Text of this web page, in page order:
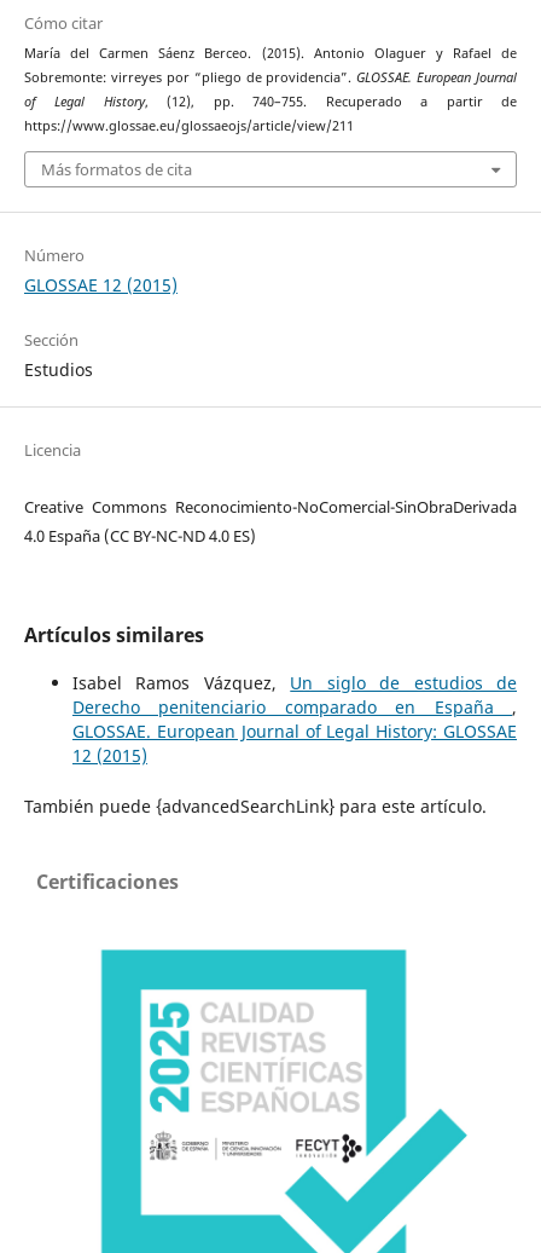
Cómo citar
María del Carmen Sáenz Berceo. (2015). Antonio Olaguer y Rafael de
Sobremonte: virreyes por “pliego de providencia”.GLOSSAE. European Journal
of Legal History, (12), pp. 740–755. Recuperado a partir de
https://www.glossae.eu/glossaeojs/article/view/211
Más formatos de cita
Número
GLOSSAE 12 (2015)
Sección
Estudios
Licencia
Creative Commons Reconocimiento-NoComercial-SinObraDerivada
4.0 España (CC BY-NC-ND 4.0 ES)
Artículos similares
Isabel Ramos Vázquez, Un siglo de estudios de
Derecho penitenciario comparado en España ,
GLOSSAE. European Journal of Legal History: GLOSSAE
12 (2015)
También puede {advancedSearchLink} para este artículo.
Certificaciones